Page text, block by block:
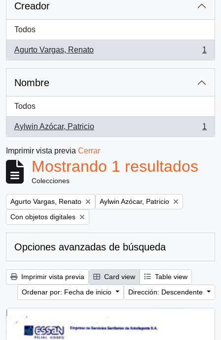
Creador
Todos
Agurto Vargas, Renato
, 1 resultados
1
Nombre
Todos
Aylwin Azócar, Patricio
, 1 resultados
1
Imprimir vista previa Cerrar
Mostrando 1 resultados
Colecciones
Remove filter:
Agurto Vargas, Renato Remove filter:
Aylwin Azócar, Patricio
Remove filter:
Con objetos digitales
Opciones avanzadas de búsqueda
Imprimir vista previa Card view
Table view
Ordenar por: Fecha de inicio
Dirección: Descendente